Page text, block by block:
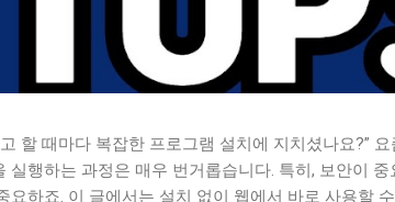
할 때마다 복잡한 프로그램 설치에 지치셨나요?”
실행하는 과정은 매우 번거롭습니다. 특히, 보안이
요하죠. 이 글에서는 설치 없이 웹에서 바로 사용할